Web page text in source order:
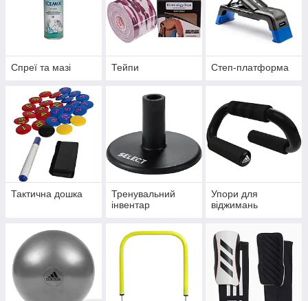
Спреї та мазі Тейпи Степ-платформа
Тактична дошка
Тренувальний
інвентар
Упори для
віджимань